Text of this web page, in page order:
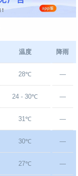
温度 降雨
28℃ —
24 - 30℃ —
31℃ —
30℃ —
27℃ —